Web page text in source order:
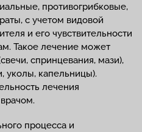
противогрибковые,
с учетом видовой
и его чувствительности
Такое лечение может
спринцевания, мази),
уколы, капельницы).
лечения
процесса и